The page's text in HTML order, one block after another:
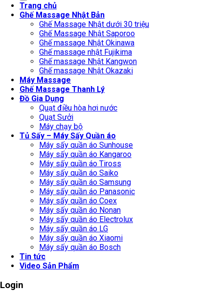
Trang chủ
Ghế Massage Nhật Bản
Ghế Massage Nhật dưới 30 triệu
Ghế Massage Nhật Saporoo
Ghế massage Nhật Okinawa
Ghế massage nhật Fujikima
Ghế massage Nhật Kangwon
Ghế massage Nhật Okazaki
Máy Massage
Ghế Massage Thanh Lý
Đồ Gia Dụng
Quạt điều hòa hơi nước
Quạt Sưởi
Máy chạy bộ
Tủ Sấy – Máy Sấy Quần áo
Máy sấy quần áo Sunhouse
Máy sấy quần áo Kangaroo
Máy sấy quần áo Tiross
Máy sấy quần áo Saiko
Máy sấy quần áo Samsung
Máy sấy quần áo Panasonic
Máy sấy quần áo Coex
Máy sấy quần áo Nonan
Máy sấy quần áo Electrolux
Máy sấy quần áo LG
Máy sấy quần áo Xiaomi
Máy sấy quần áo Bosch
Tin tức
Video Sản Phẩm
Login